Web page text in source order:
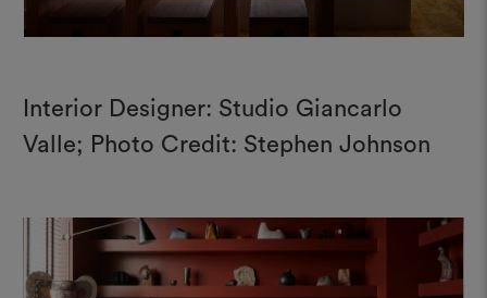
Interior Designer: Studio Giancarlo
Valle; Photo Credit: Stephen Johnson